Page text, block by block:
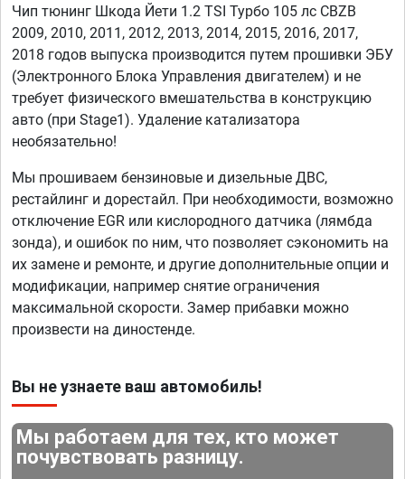
Чип тюнинг Шкода Йети 1.2 TSI Турбо 105 лс CBZB
2009, 2010, 2011, 2012, 2013, 2014, 2015, 2016, 2017,
2018 годов выпуска производится путем прошивки ЭБУ
(Электронного Блока Управления двигателем) и не
требует физического вмешательства в конструкцию
авто (при Stage1). Удаление катализатора
необязательно!
Мы прошиваем бензиновые и дизельные ДВС,
рестайлинг и дорестайл. При необходимости, возможно
отключение EGR или кислородного датчика (лямбда
зонда), и ошибок по ним, что позволяет сэкономить на
их замене и ремонте, и другие дополнительные опции и
модификации, например снятие ограничения
максимальной скорости. Замер прибавки можно
произвести на диностенде.
Вы не узнаете ваш автомобиль!
Мы работаем для тех, кто может
почувствовать разницу.